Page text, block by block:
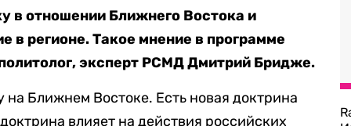
в отношении Ближнего Востока и
в регионе. Такое мнение в программе
эксперт РСМД Дмитрий Бридже.
Ближнем Востоке. Есть новая доктрина
влияет на действия российских